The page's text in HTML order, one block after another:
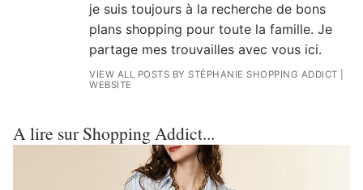
je suis toujours à la recherche de bons
plans shopping pour toute la famille. Je
partage mes trouvailles avec vous ici.
VIEW ALL POSTS BY STÉPHANIE SHOPPING ADDICT
WEBSITE
A lire sur Shopping Addict...